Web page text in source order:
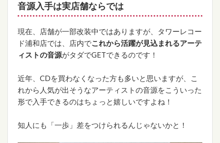
音源入手は実店舗ならでは
現在、店舗が一部改装中ではありますが、タワーレコー
ド浦和店では、店内でこれから活躍が見込まれるアーテ
ィストの音源がタダでGETできるのです！
近年、CDを買わなくなった方も多いと思いますが、こ
れから人気が出そうなアーティストの音源をこういった
形で入手できるのはちょっと嬉しいですよね！
知人にも「一歩」差をつけられるんじゃないかと！